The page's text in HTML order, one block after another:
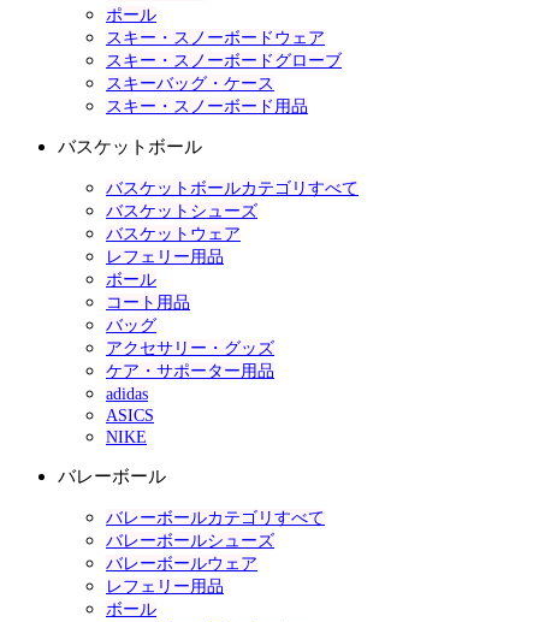
ポール
スキー・スノーボードウェア
スキー・スノーボードグローブ
スキーバッグ・ケース
スキー・スノーボード用品
バスケットボール
バスケットボールカテゴリすべて
バスケットシューズ
バスケットウェア
レフェリー用品
ボール
コート用品
バッグ
アクセサリー・グッズ
ケア・サポーター用品
adidas
ASICS
NIKE
バレーボール
バレーボールカテゴリすべて
バレーボールシューズ
バレーボールウェア
レフェリー用品
ボール